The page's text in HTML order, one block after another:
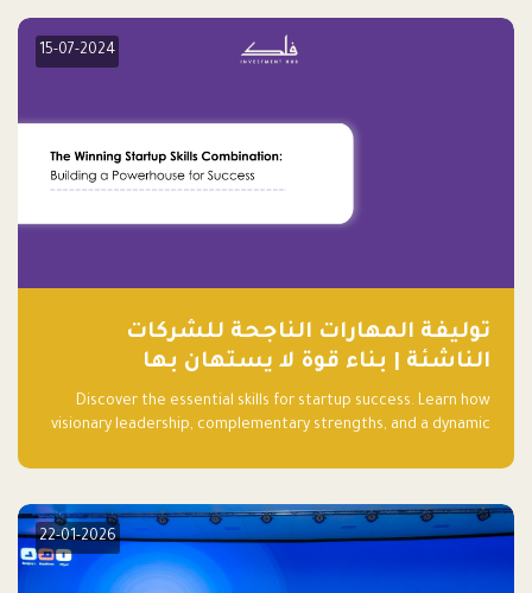
15-07-2024
توليفة المهارات الناجحة للشركات
الناشئة | بناء قوة لا يستهان بها
Discover the essential skills for startup success. Learn how
visionary leadership, complementary strengths, and a dynamic
elevate your startup! Follow us @FalakHub
22-01-2026